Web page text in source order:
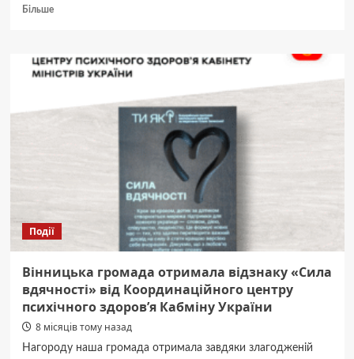
БільшеДокладніше
“Людина-
легендарний
Події
Вінницька громада отримала відзнаку «Сила
вдячності» від Координаційного центру
психічного здоров’я Кабміну України
8 місяців тому назад
Нагороду наша громада отримала завдяки злагодженій